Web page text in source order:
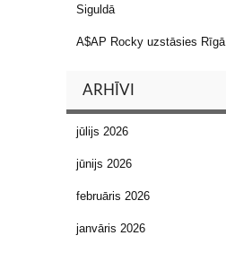
Siguldā
A$AP Rocky uzstāsies Rīgā
ARHĪVI
jūlijs 2026
jūnijs 2026
februāris 2026
janvāris 2026